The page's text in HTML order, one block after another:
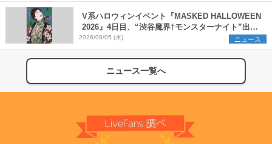
V系ハロウィンイベント『MASKED HALLOWEEN
2026』4日目、“渋谷魔界†モンスターナイト”出演
6組を発表
2026/08/05 (水) ニュース
ニュース一覧へ